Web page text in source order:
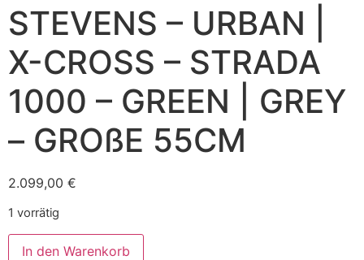
STEVENS – URBAN |
X-CROSS – STRADA
1000 – GREEN | GREY
– GROßE 55CM
2.099,00 €
1 vorrätig
In den Warenkorb